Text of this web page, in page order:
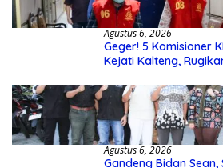
Agustus 6, 2026
Geger! 5 Komisioner
Kejati Kalteng,
Agustus 6, 2026
Gandeng Bidan Sean,